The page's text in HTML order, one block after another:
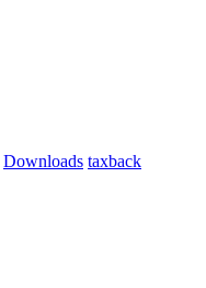
Downloads taxback